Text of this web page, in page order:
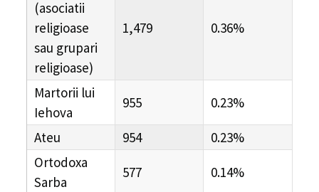
(asociatii
religioase
sau grupari
religioase)
1,479 0.36%
Martorii lui
Iehova
955 0.23%
Ateu 954
0.23%
Ortodoxa
Sarba
577 0.14%